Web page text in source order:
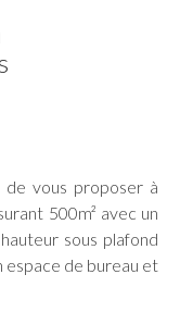
de vous proposer à
500m² avec un
sous plafond
de bureau et